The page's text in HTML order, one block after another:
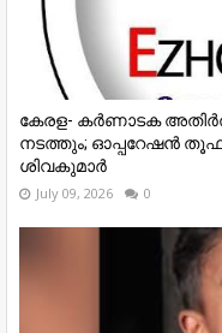
കേരള- കർണാടക
നടത്തും; ഓപ്പറേഷൻ
ശിവകുമാർ
July 09, 2026 0